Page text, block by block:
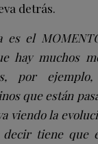
detrás.
es el
hay muchos
por
que están
viendo la
tiene que